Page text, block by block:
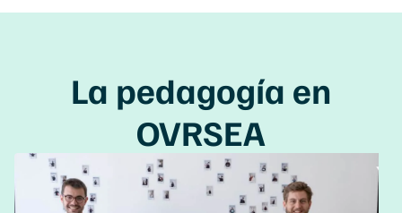
La pedagogía en
OVRSEA